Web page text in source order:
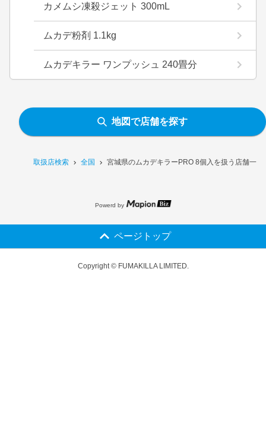
取扱店検索 全国 宮城県のムカデキラーPRO 8個入を扱う店舗一覧
カメムシ凍殺ジェット 300mL
ムカデ粉剤 1.1kg
ムカデキラー ワンプッシュ 240畳分
地図で店舗を探す
Powerd by
ページトップ
Copyright © FUMAKILLA LIMITED.